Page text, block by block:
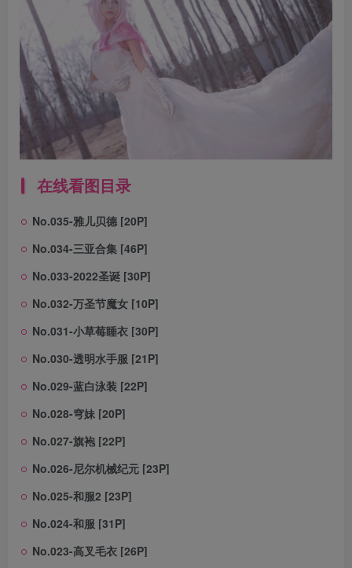
在线看图目录
No.035-雅儿贝德 [20P]
No.034-三亚合集 [46P]
No.033-2022圣诞 [30P]
No.032-万圣节魔女 [10P]
No.031-小草莓睡衣 [30P]
No.030-透明水手服 [21P]
No.029-蓝白泳装 [22P]
No.028-穹妹 [20P]
No.027-旗袍 [22P]
No.026-尼尔机械纪元 [23P]
No.025-和服2 [23P]
No.024-和服 [31P]
No.023-高叉毛衣 [26P]